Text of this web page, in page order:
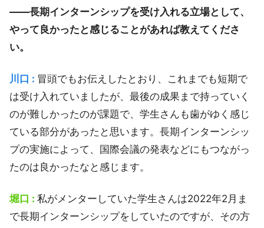
――長期インターンシップを受け入れる立場として、
やって良かったと感じることがあれば教えてくださ
い。
川口 : 冒頭でもお伝えしたとおり、これまでも短期で
は受け入れていましたが、最後の成果まで持っていく
のが難しかったのが課題で、学生さんも歯がゆく感じ
ている部分があったと思います。長期インターンシッ
プの実施によって、国際会議の発表などにもつながっ
たのは良かったなと感じます。
堀口 : 私がメンターしていた学生さんは2022年2月ま
で長期インターンシップをしていたのですが、その方